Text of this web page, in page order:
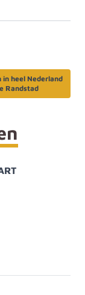
in heel Nederland
Randstad